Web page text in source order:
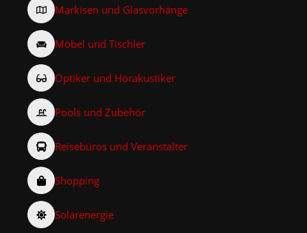
Markisen und Glasvorhänge
Möbel und Tischler
Optiker und Hörakustiker
Pools und Zubehör
Reisebüros und Veranstalter
Shopping
Solarenergie